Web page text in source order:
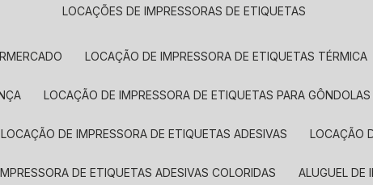
LOCAÇÕES DE IMPRESSORAS DE ETIQUETAS
LOCAÇÃO DE IMPRESSORA DE ETIQUETAS TÉRMICA
LOCAÇÃO DE IMPRESSORA DE ETIQUETAS PARA GÔNDOLAS
LOCAÇÃO DE IMPRESSORA DE ETIQUETAS ADESIVAS LOCAÇÃO
IMPRESSORA DE ETIQUETAS ADESIVAS COLORIDAS ALUGUEL